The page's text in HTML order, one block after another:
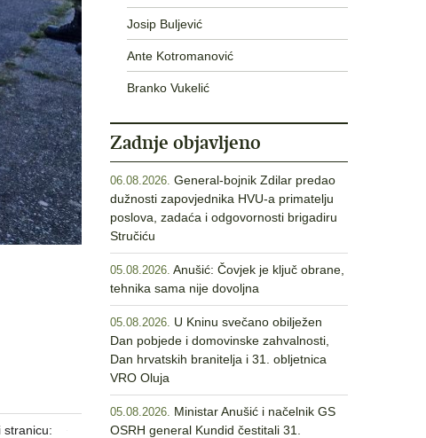
stranicu:
Josip Buljević
Ante Kotromanović
Branko Vukelić
Zadnje objavljeno
06.08.2026. General-bojnik Zdilar predao
dužnosti zapovjednika HVU-a primatelju
poslova, zadaća i odgovornosti brigadiru
Stručiću
05.08.2026. Anušić: Čovjek je ključ obrane,
tehnika sama nije dovoljna
05.08.2026. U Kninu svečano obilježen
Dan pobjede i domovinske zahvalnosti,
Dan hrvatskih branitelja i 31. obljetnica
VRO Oluja
05.08.2026. Ministar Anušić i načelnik GS
OSRH general Kundid čestitali 31.